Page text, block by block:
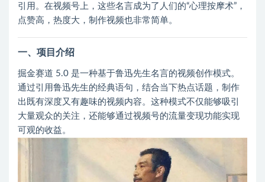
引用。在视频号上，这些名言成为了人们的“心理按摩术”，
点赞高，热度大，制作视频也非常简单。
一、项目介绍
掘金赛道 5.0 是一种基于鲁迅先生名言的视频创作模式。
通过引用鲁迅先生的经典语句，结合当下热点话题，制作
出既有深度又有趣味的视频内容。这种模式不仅能够吸引
大量观众的关注，还能够通过视频号的流量变现功能实现
可观的收益。